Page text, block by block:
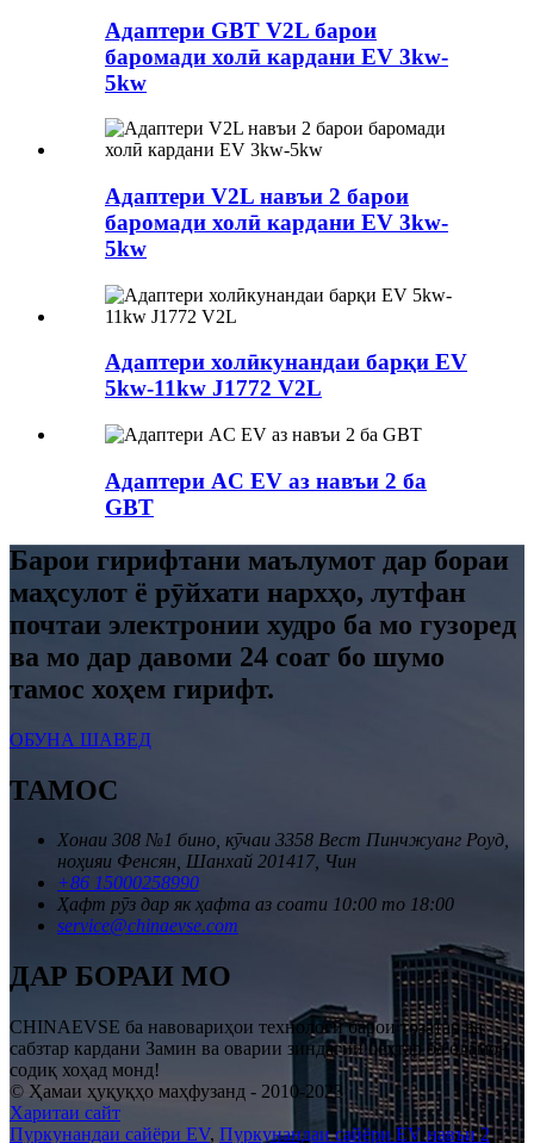
Адаптери GBT V2L барои
баромади холӣ кардани EV 3kw-
5kw
Адаптери V2L навъи 2 барои
баромади холӣ кардани EV 3kw-
5kw
Адаптери холӣкунандаи барқи EV
5kw-11kw J1772 V2L
Адаптери AC EV аз навъи 2 ба
GBT
Барои гирифтани маълумот дар бораи
маҳсулот ё рӯйхати нархҳо, лутфан
почтаи электронии худро ба мо гузоред
ва мо дар давоми 24 соат бо шумо
тамос хоҳем гирифт.
ОБУНА ШАВЕД
ТАМОС
Хонаи 308 №1 бино, кӯчаи 3358 Вест Пинчжуанг Роуд,
ноҳияи Фенсян, Шанхай 201417, Чин
+86 15000258990
Ҳафт рӯз дар як ҳафта аз соати 10:00 то 18:00
service@chinaevse.com
ДАР БОРАИ МО
CHINAEVSE ба навовариҳои технологӣ барои тозатар ва
сабзтар кардани Замин ва оварии зиндагии беҳтар ба одамон
содиқ хоҳад монд!
© Ҳамаи ҳуқуқҳо маҳфузанд - 2010-2023
Харитаи сайт
Пуркунандаи сайёри EV, Пуркунандаи сайёри EV навъи 2,